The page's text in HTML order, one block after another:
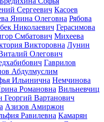
Сергеевич Касоев
Янина Олеговна Рябова
Николаевич Герасимова
Смбатович Михеева
Викторовна Лунин
Олегович
Гаврилов
Абдулмуслим
Ильинична Немчинова
Романовна Вильневчиц
Георгий Вартанович
Азизов Амиржон
Равилевна Камарян